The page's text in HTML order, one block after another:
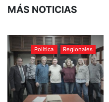
MÁS NOTICIAS
Política Regionales